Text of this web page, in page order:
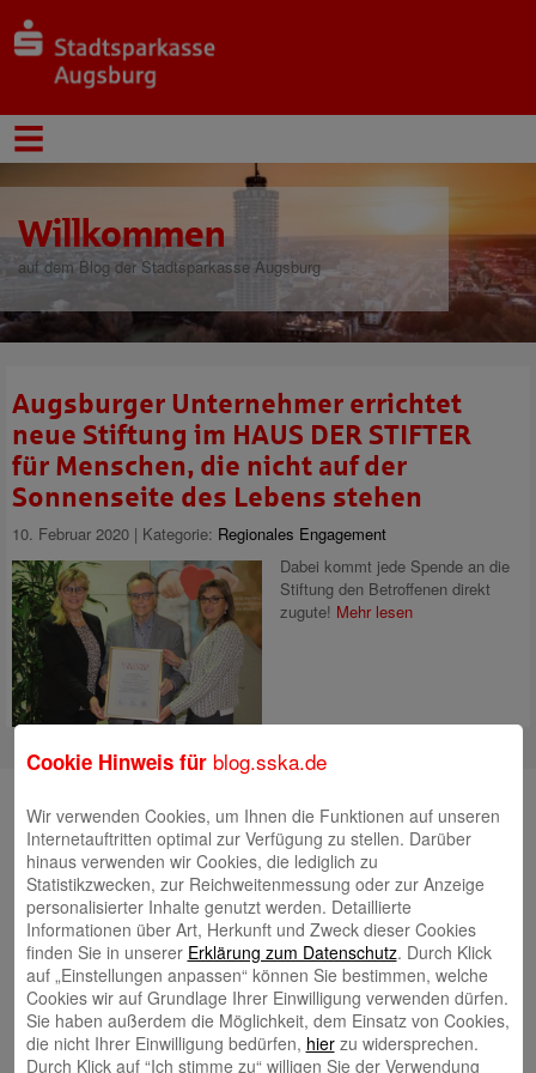
Willkommen
auf dem Blog der Stadtsparkasse Augsburg
Augsburger Unternehmer errichtet
neue Stiftung im HAUS DER STIFTER
für Menschen, die nicht auf der
Sonnenseite des Lebens stehen
10. Februar 2020 | Kategorie: Regionales Engagement
Dabei kommt jede Spende an die
Stiftung den Betroffenen direkt
zugute! Mehr lesen
Neueste Beiträge
Radlkonvoi des FFH feiert Einweihung des neuen
Campus Nord 5. August 2026
Willkommen bei Kinder im Mittelpunkt e.V. 24. Juli 2026
Tierische Erlebnisse, Bewegung und Begegnungen –
Cookie Hinweis für blog.sska.de
Wir verwenden Cookies, um Ihnen die Funktionen auf unseren
Internetauftritten optimal zur Verfügung zu stellen. Darüber
hinaus verwenden wir Cookies, die lediglich zu
Statistikzwecken, zur Reichweitenmessung oder zur Anzeige
personalisierter Inhalte genutzt werden. Detaillierte
Informationen über Art, Herkunft und Zweck dieser Cookies
finden Sie in unserer Erklärung zum Datenschutz. Durch Klick
auf „Einstellungen anpassen“ können Sie bestimmen, welche
Cookies wir auf Grundlage Ihrer Einwilligung verwenden dürfen.
Sie haben außerdem die Möglichkeit, dem Einsatz von Cookies,
die nicht Ihrer Einwilligung bedürfen, hierzu widersprechen.
Durch Klick auf “Ich stimme zu“ willigen Sie der Verwendung